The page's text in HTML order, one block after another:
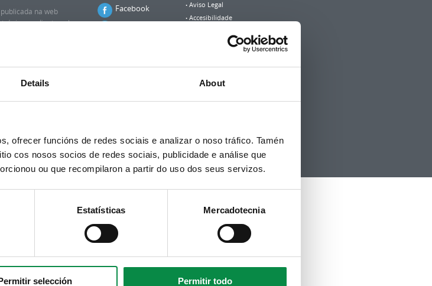
Details About
ofrecer funcións de redes sociais e analizar o noso tráfico. Tamén
cos nosos socios de redes sociais, publicidade e análise que
ou que recompilaron a partir do uso dos seus servizos.
Estatísticas Mercadotecnia
selección Permitir todo
na web
mediante unha
Facebook
Aviso Legal
Accesibilidade
Hemeroteca